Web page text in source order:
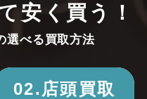
安く買う！
選べる買取方法
02.店頭買取